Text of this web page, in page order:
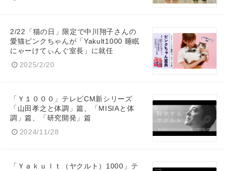
2/22「猫の日」限定で中川翔子さんの
愛猫ピンクちゃんが「Yakult1000 睡眠
にゃーけてぃんぐ室長」に就任
2025/2/20
「Ｙ１０００」テレビCM新シリーズ
「山田孝之と体調」篇、「MISIAと体
調」篇、「研究開発」篇
2024/11/28
「Ｙａｋｕｌｔ（ヤクルト）1000」テ